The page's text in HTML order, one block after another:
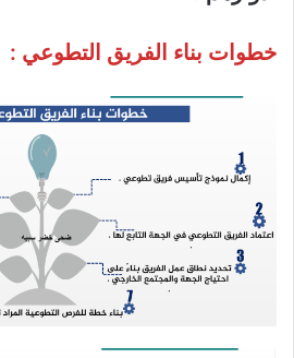
خطوات بناء الفريق التطوعي :